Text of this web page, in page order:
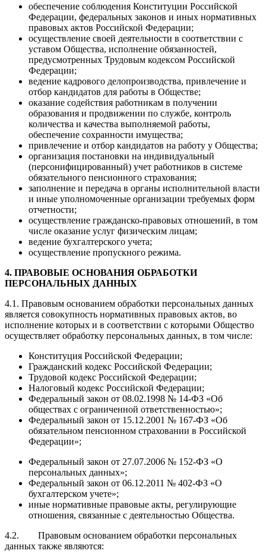
обеспечение соблюдения Конституции Российской
Федерации, федеральных законов и иных нормативных
правовых актов Российской Федерации;
осуществление своей деятельности в соответствии с
уставом Общества, исполнение обязанностей,
предусмотренных Трудовым кодексом Российской
Федерации;
ведение кадрового делопроизводства, привлечение и
отбор кандидатов для работы в Обществе;
оказание содействия работникам в получении
образования и продвижении по службе, контроль
количества и качества выполняемой работы,
обеспечение сохранности имущества;
привлечение и отбор кандидатов на работу у Общества;
организация постановки на индивидуальный
(персонифицированный) учет работников в системе
обязательного пенсионного страхования;
заполнение и передача в органы исполнительной власти
и иные уполномоченные организации требуемых форм
отчетности;
осуществление гражданско-правовых отношений, в том
числе оказание услуг физическим лицам;
ведение бухгалтерского учета;
осуществление пропускного режима.
4. ПРАВОВЫЕ ОСНОВАНИЯ ОБРАБОТКИ
ПЕРСОНАЛЬНЫХ ДАННЫХ
4.1. Правовым основанием обработки персональных данных
является совокупность нормативных правовых актов, во
исполнение которых и в соответствии с которыми Общество
осуществляет обработку персональных данных, в том числе:
Конституция Российской Федерации;
Гражданский кодекс Российской Федерации;
Трудовой кодекс Российской Федерации;
Налоговый кодекс Российской Федерации;
Федеральный закон от 08.02.1998 № 14-ФЗ «Об
обществах с ограниченной ответственностью»;
Федеральный закон от 15.12.2001 № 167-ФЗ «Об
обязательном пенсионном страховании в Российской
Федерации»;
Федеральный закон от 27.07.2006 № 152-ФЗ «О
персональных данных»;
Федеральный закон от 06.12.2011 № 402-ФЗ «О
бухгалтерском учете»;
иные нормативные правовые акты, регулирующие
отношения, связанные с деятельностью Общества.
4.2. Правовым основанием обработки персональных
данных также являются: